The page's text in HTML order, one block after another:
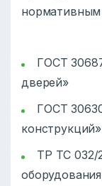
ГОСТ
дверей»
ГОСТ
конструкций»
ТР ТС 032/